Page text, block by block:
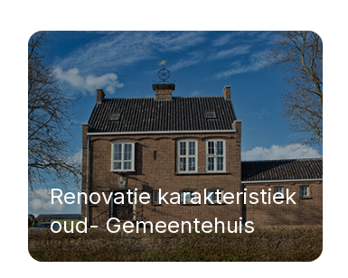
Renovatie karakteristiek
oud- Gemeentehuis